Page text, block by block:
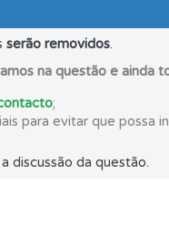
serão removidos.
na questão e ainda
;
para evitar que possa
discussão da questão.